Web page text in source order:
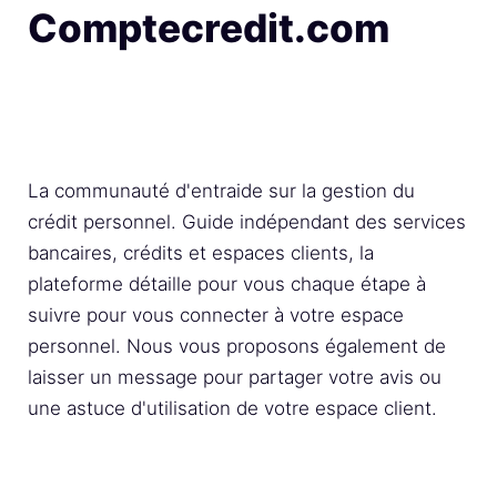
Comptecredit.com
La communauté d'entraide sur la gestion du
crédit personnel. Guide indépendant des services
bancaires, crédits et espaces clients, la
plateforme détaille pour vous chaque étape à
suivre pour vous connecter à votre espace
personnel. Nous vous proposons également de
laisser un message pour partager votre avis ou
une astuce d'utilisation de votre espace client.